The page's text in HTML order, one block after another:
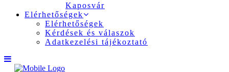
Kaposvár
Elérhetőségek
Elérhetőségek
Kérdések és válaszok
Adatkezelési tájékoztató